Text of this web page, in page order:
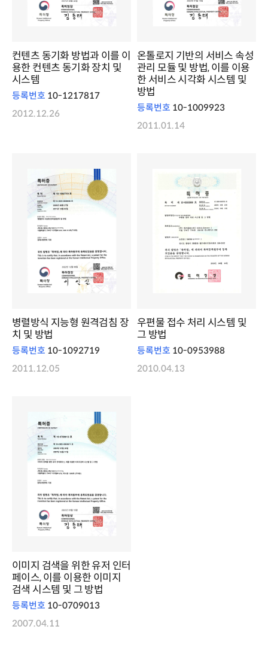
컨텐츠 동기화 방법과 이를 이
용한 컨텐츠 동기화 장치 및
시스템
등록번호 10-1217817
2012.12.26
온톨로지 기반의 서비스 속성
관리 모듈 및 방법, 이를 이용
한 서비스 시각화 시스템 및
방법
등록번호 10-1009923
2011.01.14
병렬방식 지능형 원격검침 장
치 및 방법
등록번호 10-1092719
2011.12.05
우편물 접수 처리 시스템 및
그 방법
등록번호 10-0953988
2010.04.13
이미지 검색을 위한 유저 인터
페이스, 이를 이용한 이미지
검색 시스템 및 그 방법
등록번호 10-0709013
2007.04.11